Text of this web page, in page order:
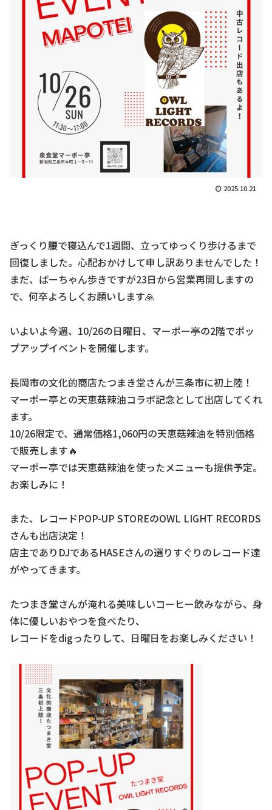
2025.10.21
ぎっくり腰で寝込んで1週間、立ってゆっくり歩けるまで
回復しました。心配おかけして申し訳ありませんでした！
まだ、ばーちゃん歩きですが23日から営業再開しますの
で、何卒よろしくお願いします🙏
いよいよ今週、10/26の日曜日、マーポー亭の2階でポッ
プアップイベントを開催します。
長岡市の文化的商店たつまき堂さんが三条市に初上陸！
マーポー亭との天恵菇辣油コラボ記念として出店してくれ
ます。
10/26限定で、通常価格1,060円の天恵菇辣油を特別価格
で販売します🔥
マーポー亭では天恵菇辣油を使ったメニューも提供予定。
お楽しみに！
また、レコードPOP-UP STOREのOWL LIGHT RECORDS
さんも出店決定！
店主でありDJであるHASEさんの選りすぐりのレコード達
がやってきます。
たつまき堂さんが淹れる美味しいコーヒー飲みながら、身
体に優しいおやつを食べたり、
レコードをdigったりして、日曜日をお楽しみください！